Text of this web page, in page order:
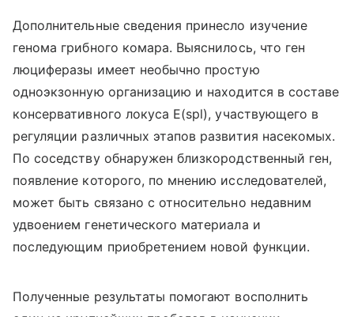
Дополнительные сведения принесло изучение
генома грибного комара. Выяснилось, что ген
люциферазы имеет необычно простую
одноэкзонную организацию и находится в составе
консервативного локуса E(spl), участвующего в
регуляции различных этапов развития насекомых.
По соседству обнаружен близкородственный ген,
появление которого, по мнению исследователей,
может быть связано с относительно недавним
удвоением генетического материала и
последующим приобретением новой функции.
Полученные результаты помогают восполнить